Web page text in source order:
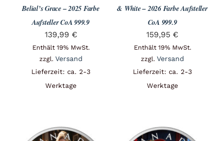
Belial’s Grace – 2025 Farbe
Aufsteller CoA 999.9
139,99 €
Enthält 19% MwSt.
zzgl. Versand
Lieferzeit: ca. 2-3
Werktage
& White – 2026 Farbe Aufsteller
CoA 999.9
159,95 €
Enthält 19% MwSt.
zzgl. Versand
Lieferzeit: ca. 2-3
Werktage